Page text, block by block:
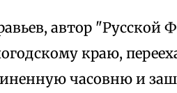
автор "Русской
краю,
часовню и